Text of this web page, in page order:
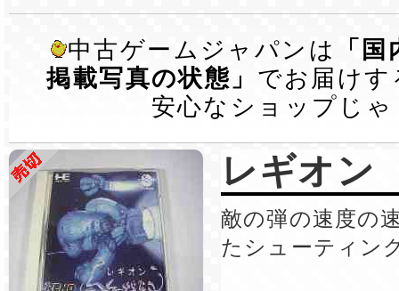
中古ゲームジャパンは
「
掲載写真の状態」 でお届けす
安心なショップじゃ
レギオン
敵の弾の速度の
たシューティン